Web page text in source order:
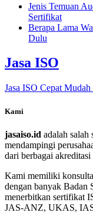
Jenis Temuan
Sertifikat
Berapa Lama
Dulu
Jasa ISO
Jasa ISO Cepat
Kami
jasaiso.id adalah salah
mendampingi
dari berbagai
Kami memiliki
dengan banyak Badan
menerbitkan sertifikat
JAS-ANZ, UKAS,